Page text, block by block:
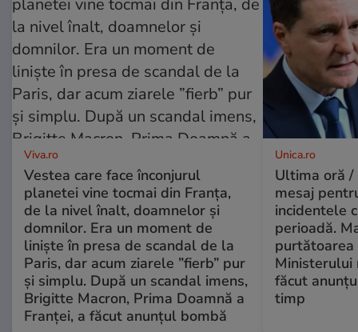
Viva.ro
Vestea care face înconjurul
planetei vine tocmai din Franța,
de la nivel înalt, doamnelor și
domnilor. Era un moment de
liniște în presa de scandal de la
Paris, dar acum ziarele ”fierb” pur
și simplu. După un scandal imens,
Brigitte Macron, Prima Doamnă a
Franței, a făcut anunțul bombă
Unica.ro
Ultima oră /
mesaj
incidentele
perioadă.
purtătoarea
Ministerului
făcut
timp